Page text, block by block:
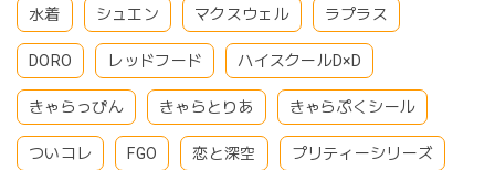
水着 シュエン マクスウェル ラプラス
DORO レッドフード ハイスクールD×D
きゃらっぴん きゃらとりあ きゃらぷくシール
ついコレ FGO 恋と深空 プリティーシリーズ